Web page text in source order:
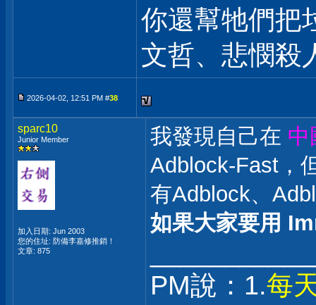
你還幫牠們把
文哲、悲憫殺
2026-04-02, 12:51 PM #38
sparc10
Junior Member
加入日期: Jun 2003
您的住址: 防備李嘉修推銷！
文章: 875
我發現自己在 中
Adblock-Fast，
有Adblock、
如果大家要用
PM說：1.每